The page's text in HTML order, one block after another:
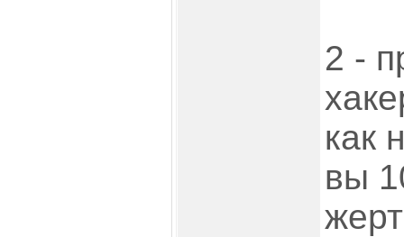
2 -
как
вы